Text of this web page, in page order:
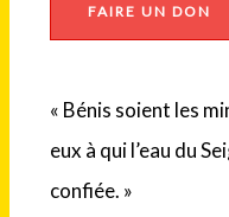
FAIRE UN DON
« Bénis soient les
eux à qui l’eau du
confiée. »